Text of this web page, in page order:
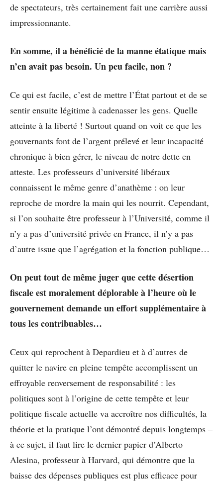
de spectateurs, très certainement fait une carrière aussi
impressionnante.
En somme, il a bénéficié de la manne étatique mais
n’en avait pas besoin. Un peu facile, non ?
Ce qui est facile, c’est de mettre l’État partout et de se
sentir ensuite légitime à cadenasser les gens. Quelle
atteinte à la liberté ! Surtout quand on voit ce que les
gouvernants font de l’argent prélevé et leur incapacité
chronique à bien gérer, le niveau de notre dette en
atteste. Les professeurs d’université libéraux
connaissent le même genre d’anathème : on leur
reproche de mordre la main qui les nourrit. Cependant,
si l’on souhaite être professeur à l’Université, comme il
n’y a pas d’université privée en France, il n’y a pas
d’autre issue que l’agrégation et la fonction publique…
On peut tout de même juger que cette désertion
fiscale est moralement déplorable à l’heure où le
gouvernement demande un effort supplémentaire à
tous les contribuables…
Ceux qui reprochent à Depardieu et à d’autres de
quitter le navire en pleine tempête accomplissent un
effroyable renversement de responsabilité : les
politiques sont à l’origine de cette tempête et leur
politique fiscale actuelle va accroître nos difficultés, la
théorie et la pratique l’ont démontré depuis longtemps –
à ce sujet, il faut lire le dernier papier d’Alberto
Alesina, professeur à Harvard, qui démontre que la
baisse des dépenses publiques est plus efficace pour